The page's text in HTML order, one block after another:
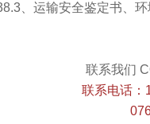
、运输安全鉴定书、
联系我们
联系电话：
0769-